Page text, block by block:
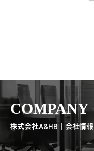
COMPANY
株式会社A&HB｜会社情報